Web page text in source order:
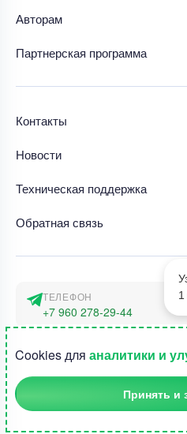
Авторам
Партнерская программа
Контакты
Новости
Техническая поддержка
Обратная связь
ТЕЛЕФОН
+7 960 278-29-44
г. Москва, наб. Тараса
©2015-2026, Студландия -
Cookies для аналитики и
Принять и